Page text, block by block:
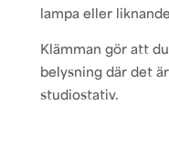
lampa eller
Klämman gör att
belysning där det
studiostativ.